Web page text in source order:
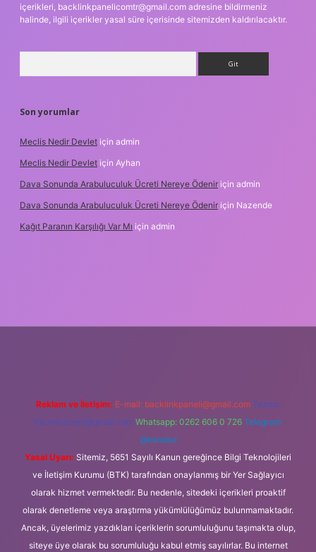
içerikleri, backlinkpanelicomtr@gmail.com adresine bildirmeniz
halinde, ilgili içerikler yasal süre içerisinde sitemizden kaldırılacaktır.
Son yorumlar
Meclis Nedir Devlet için admin
Meclis Nedir Devlet için Ayhan
Dava Sonunda Arabuluculuk Ücreti Nereye Ödenir için admin
Dava Sonunda Arabuluculuk Ücreti Nereye Ödenir için Nazende
Kağıt Paranın Karşılığı Var Mı için admin
Reklam ve İletişim: E-mail: backlinkpaneli@gmail.com Teams:
forumhizmeti@gmail.com Whatsapp: 0262 606 0 726 Telegram:
@karabul
Yasal Uyarı: Sitemiz, 5651 Sayılı Kanun gereğince Bilgi Teknolojileri
ve İletişim Kurumu (BTK) tarafından onaylanmış bir Yer Sağlayıcı
olarak hizmet vermektedir. Bu nedenle, sitedeki içerikleri proaktif
olarak denetleme veya araştırma yükümlülüğümüz bulunmamaktadır.
Ancak, üyelerimiz yazdıkları içeriklerin sorumluluğunu taşımakta olup,
siteye üye olarak bu sorumluluğu kabul etmiş sayılırlar. Bu internet